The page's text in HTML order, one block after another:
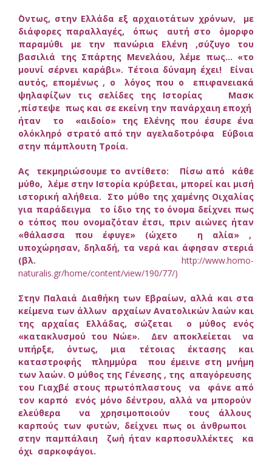
΄Οντως, στην Ελλάδα εξ αρχαιοτάτων χρόνων, με
διάφορες παραλλαγές, όπως αυτή στο όμορφο
παραμύθι με την πανώρια Ελένη ,σύζυγο του
βασιλιά της Σπάρτης Μενελάου, λέμε πως… «το
μουνί σέρνει καράβι». Τέτοια δύναμη έχει! Είναι
αυτός, επομένως , ο λόγος που ο επιφανειακά
ψηλαφίζων τις σελίδες της Ιστορίας Μασκ
,πίστεψε πως και σε εκείνη την πανάρχαιη εποχή
ήταν το «αιδοίο» της Ελένης που έσυρε ένα
ολόκληρό στρατό από την αγελαδοτρόφα Εύβοια
στην πάμπλουτη Τροία.
Ας τεκμηριώσουμε το αντίθετο: Πίσω από κάθε
μύθο, λέμε στην Ιστορία κρύβεται, μπορεί και μισή
ιστορική αλήθεια. Στο μύθο της χαμένης Οιχαλίας
για παράδειγμα το ίδιο της το όνομα δείχνει πως
ο τόπος που ονομαζόταν έτσι, πριν αιώνες ήταν
«θάλασσα που έφυγε» (ώχετο η αλία» ,
υποχώρησαν, δηλαδή, τα νερά και άφησαν στεριά
(βλ. http://www.homo-
naturalis.gr/home/content/view/190/77/)
Στην Παλαιά Διαθήκη των Εβραίων, αλλά και στα
κείμενα των άλλων αρχαίων Ανατολικών λαών και
της αρχαίας Ελλάδας, σώζεται ο μύθος ενός
«κατακλυσμού του Νώε». Δεν αποκλείεται να
υπήρξε, όντως, μια τέτοιας έκτασης και
καταστροφής πλημμύρα που έμεινε στη μνήμη
των λαών. Ο μύθος της Γένεσης , της απαγόρευσης
του Γιαχβέ στους πρωτόπλαστους να φάνε από
τον καρπό ενός μόνο δέντρου, αλλά να μπορούν
ελεύθερα να χρησιμοποιούν τους άλλους
καρπούς των φυτών, δείχνει πως οι άνθρωποι
στην παμπάλαιη ζωή ήταν καρποσυλλέκτες κα
όχι σαρκοφάγοι.